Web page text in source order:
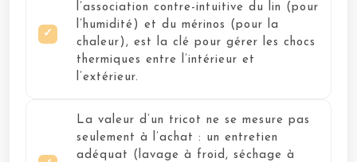
l’association contre-intuitive du lin (pour
l’humidité) et du mérinos (pour la
chaleur), est la clé pour gérer les chocs
thermiques entre l’intérieur et
l’extérieur.
La valeur d’un tricot ne se mesure pas
seulement à l’achat : un entretien
adéquat (lavage à froid, séchage à